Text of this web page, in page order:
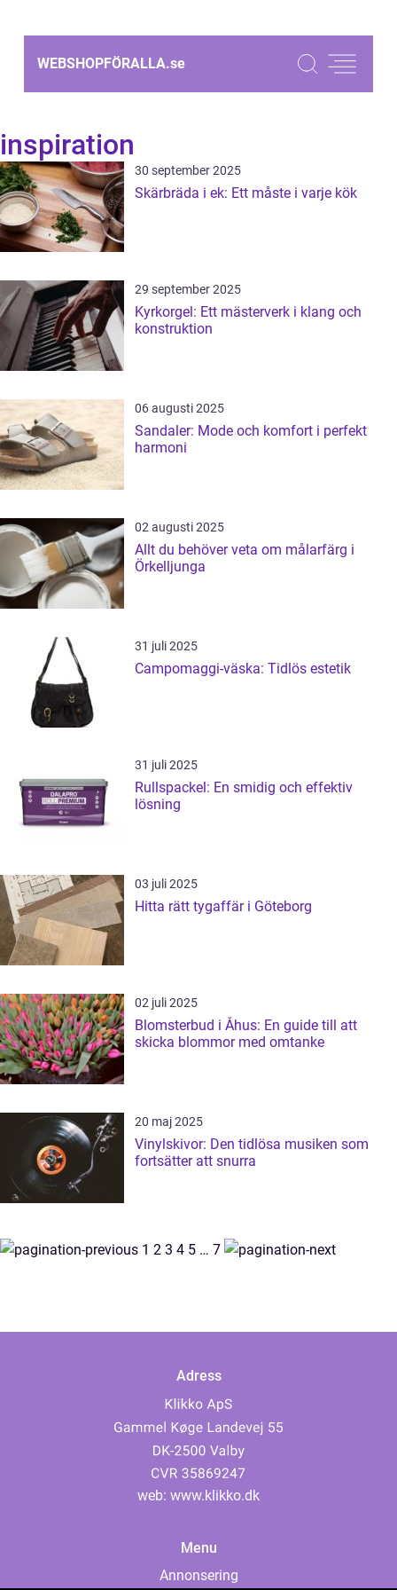
WEBSHOPFÖRALLA.se
inspiration
30 september 2025
Skärbräda i ek: Ett måste i varje kök
29 september 2025
Kyrkorgel: Ett mästerverk i klang och
konstruktion
06 augusti 2025
Sandaler: Mode och komfort i perfekt
harmoni
02 augusti 2025
Allt du behöver veta om målarfärg i
Örkelljunga
31 juli 2025
Campomaggi-väska: Tidlös estetik
31 juli 2025
Rullspackel: En smidig och effektiv
lösning
03 juli 2025
Hitta rätt tygaffär i Göteborg
02 juli 2025
Blomsterbud i Åhus: En guide till att
skicka blommor med omtanke
20 maj 2025
Vinylskivor: Den tidlösa musiken som
fortsätter att snurra
1 2 3 4 5 … 7
Adress
web: www.klikko.dk
Menu
Annonsering